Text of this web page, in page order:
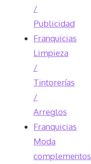
/
Publicidad
Franquicias
Limpieza
/
Tintorerías
/
Arreglos
Franquicias
Moda
complementos